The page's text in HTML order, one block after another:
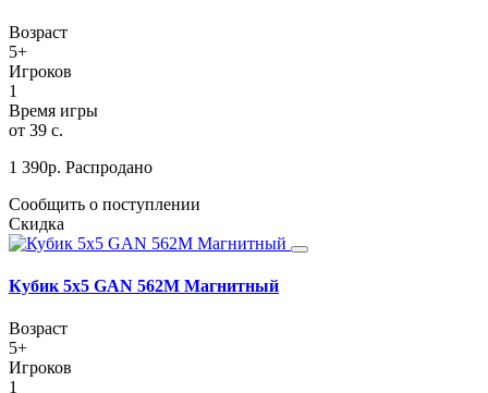
Возраст
5+
Игроков
1
Время игры
от 39 с.
1 390р. Распродано
Сообщить о поступлении
Скидка
Кубик 5х5 GAN 562M Магнитный
Возраст
5+
Игроков
1